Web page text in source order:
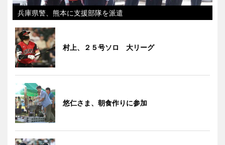
兵庫県警、熊本に支援部隊を派遣
村上、２５号ソロ 大リーグ
悠仁さま、朝食作りに参加